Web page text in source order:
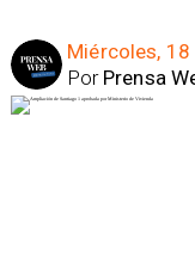
Miércoles,
Prensa
Por